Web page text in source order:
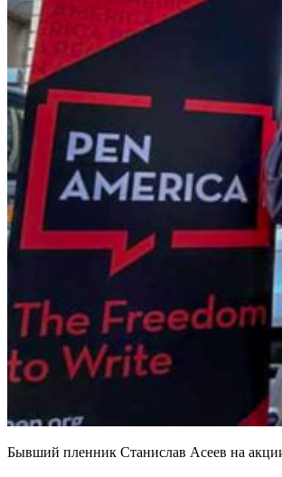
Бывший пленник Станислав Асеев на